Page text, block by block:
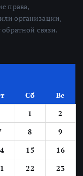
права,
организации,
связи.
Сб
Вс
1
2
8
9
15
16
22
23